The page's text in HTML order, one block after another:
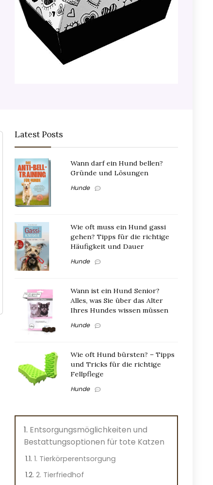
Latest Posts
Wann darf ein Hund bellen?
Gründe und Lösungen
Hunde
Wie oft muss ein Hund gassi
gehen? Tipps für die richtige
Häufigkeit und Dauer
Hunde
Wann ist ein Hund Senior?
Alles, was Sie über das Alter
Ihres Hundes wissen müssen
Hunde
Wie oft Hund bürsten? – Tipps
und Tricks für die richtige
Fellpflege
Hunde
Entsorgungsmöglichkeiten und
Bestattungsoptionen für tote Katzen
1. Tierkörperentsorgung
2. Tierfriedhof